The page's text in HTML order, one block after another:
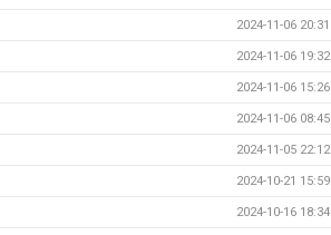
2024-11-06 20:31
2024-11-06 19:32
2024-11-06 15:26
2024-11-06 08:45
2024-11-05 22:12
2024-10-21 15:59
2024-10-16 18:34